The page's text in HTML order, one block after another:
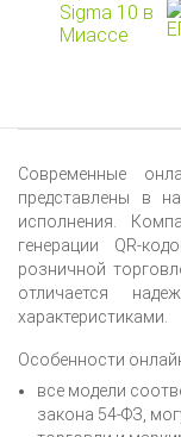
Современные
представлены в
исполнения.
генерации QR-
розничной
отличается
характеристиками.
Особенности
все модели
закона 54-ФЗ,